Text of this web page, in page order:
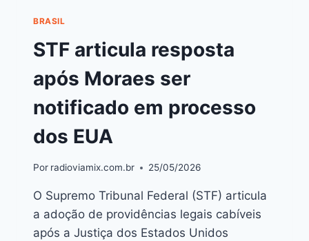
BRASIL
STF articula resposta
após Moraes ser
notificado em processo
dos EUA
Por radioviamix.com.br 25/05/2026
O Supremo Tribunal Federal (STF) articula
a adoção de providências legais cabíveis
após a Justiça dos Estados Unidos